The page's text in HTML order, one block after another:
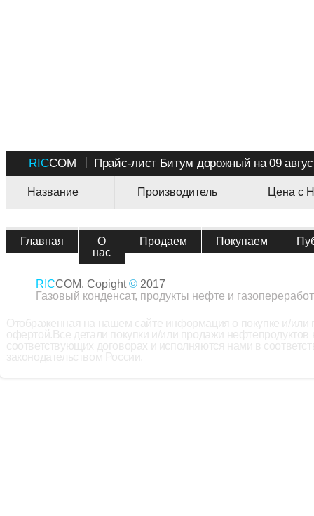
RICCOM Прайс-лист Битум дорожный на 09
Название Производитель Цена с
Главная
О
нас
Продаем Покупаем
RICCOM. Copight© 2017
Газовый конденсат, продукты нефте и